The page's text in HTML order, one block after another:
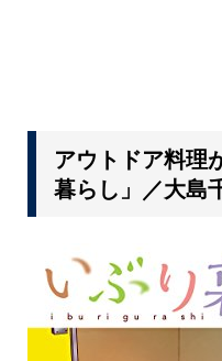
アウトドア料理
暮らし」／大島